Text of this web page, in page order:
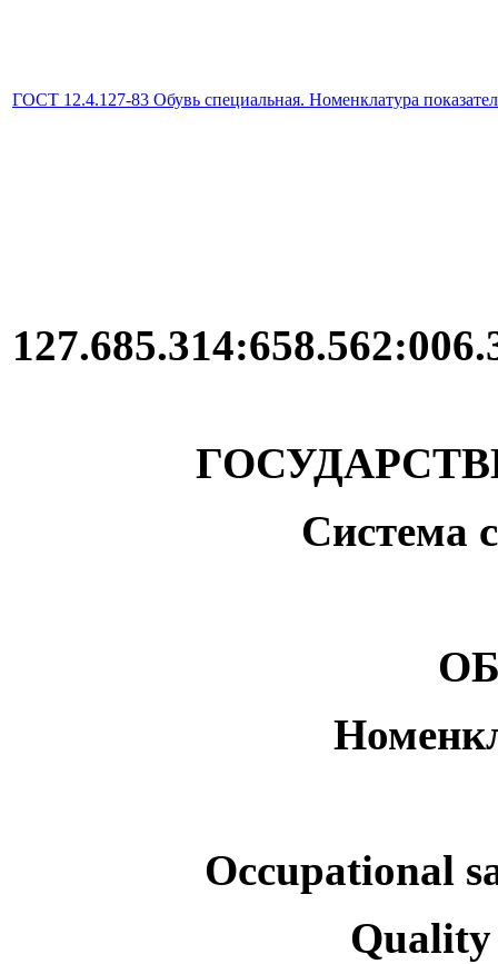
ГОСТ 12.4.127-83 Обувь специальная. Номенклатура
Система
Occupational
Quality